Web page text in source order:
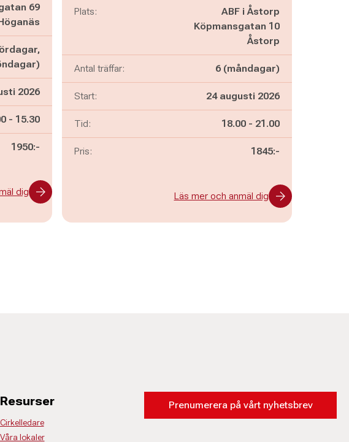
69
2026
mellan
- och
15.30
1950:-
dig
Plats:
ABF i Åstorp
Köpmansgatan 10
Åstorp
Antal träffar: 6 (måndagar)
Start: 24 augusti 2026
Tid: Pågår mellan
18.00 - och
21.00
Pris: 1845:-
Läs mer och anmäl dig
Resurser
Cirkelledare
Våra lokaler
Prenumerera på vårt nyhetsbrev